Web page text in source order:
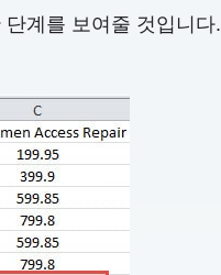
계를 보여줄 것입니다.